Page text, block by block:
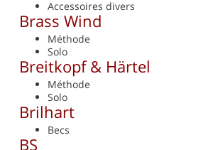
Accessoires divers
Brass Wind
Méthode
Solo
Breitkopf & Härtel
Méthode
Solo
Brilhart
Becs
BS